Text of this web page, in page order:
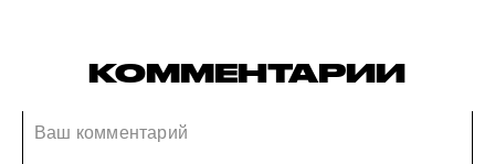
КОММЕНТАРИИ